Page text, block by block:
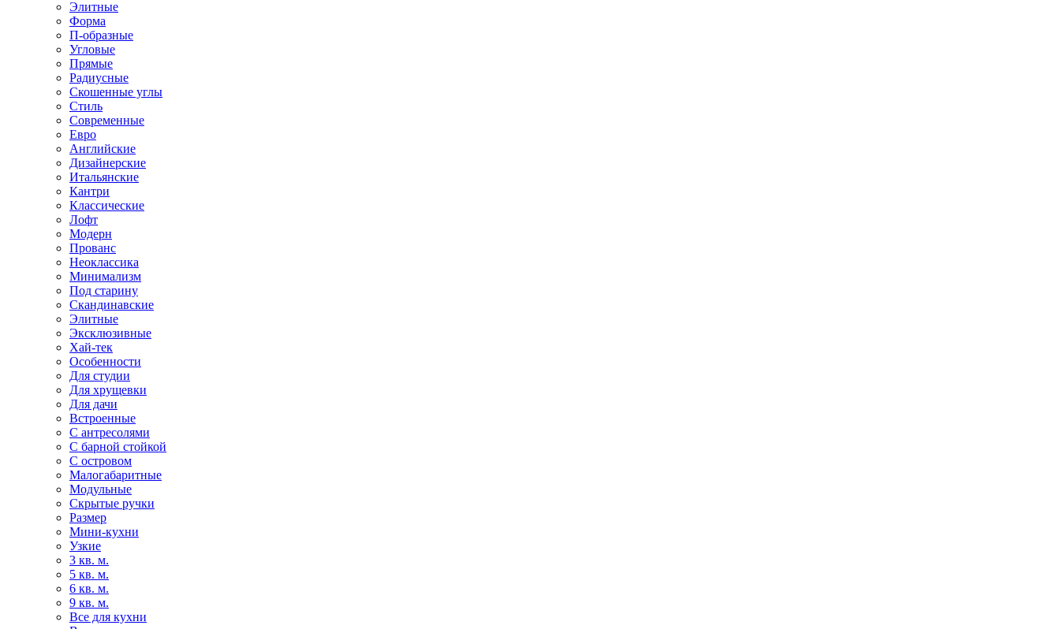
Элитные
Форма
П-образные
Угловые
Прямые
Радиусные
Скошенные углы
Стиль
Современные
Евро
Английские
Дизайнерские
Итальянские
Кантри
Классические
Лофт
Модерн
Прованс
Неоклассика
Минимализм
Под старину
Скандинавские
Элитные
Эксклюзивные
Хай-тек
Особенности
Для студии
Для хрущевки
Для дачи
Встроенные
С антресолями
С барной стойкой
С островом
Малогабаритные
Модульные
Скрытые ручки
Размер
Мини-кухни
Узкие
3 кв. м.
5 кв. м.
6 кв. м.
9 кв. м.
Все для кухни